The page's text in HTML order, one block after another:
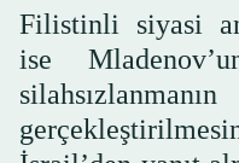
Filistinli siyasi
ise